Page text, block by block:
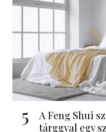
5
A Feng Shui
tárggyal egy